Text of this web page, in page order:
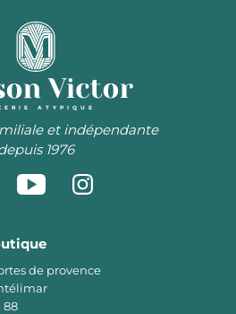
ATYPIQUE
et indépendante
1976
de provence
88